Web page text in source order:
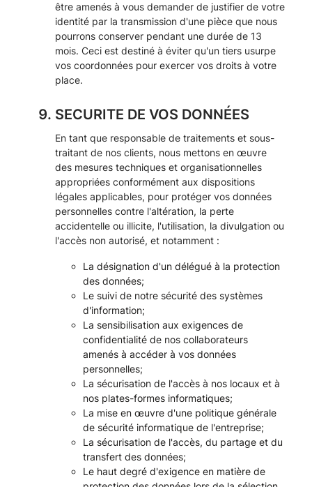
être amenés à vous demander de justifier de votre
identité par la transmission d'une pièce que nous
pourrons conserver pendant une durée de 13
mois. Ceci est destiné à éviter qu'un tiers usurpe
vos coordonnées pour exercer vos droits à votre
place.
SECURITE DE VOS DONNÉES
En tant que responsable de traitements et sous-
traitant de nos clients, nous mettons en œuvre
des mesures techniques et organisationnelles
appropriées conformément aux dispositions
légales applicables, pour protéger vos données
personnelles contre l'altération, la perte
accidentelle ou illicite, l'utilisation, la divulgation ou
l'accès non autorisé, et notamment :
La désignation d'un délégué à la protection
des données;
Le suivi de notre sécurité des systèmes
d'information;
La sensibilisation aux exigences de
confidentialité de nos collaborateurs
amenés à accéder à vos données
personnelles;
La sécurisation de l'accès à nos locaux et à
nos plates-formes informatiques;
La mise en œuvre d'une politique générale
de sécurité informatique de l'entreprise;
La sécurisation de l'accès, du partage et du
transfert des données;
Le haut degré d'exigence en matière de